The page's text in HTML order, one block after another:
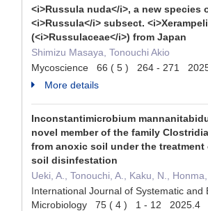
<i>Russula nuda</i>, a new species
<i>Russula</i> subsect.
(<i>Russulaceae</i>) from Japan
Shimizu Masaya, Tonouchi Akio
Mycoscience 66 ( 5 ) 264 - 271
More details
Inconstantimicrobium
novel member of the family
from anoxic soil under the
soil disinfestation
Ueki, A., Tonouchi, A., Kaku, N.,
International Journal of Systematic and
Microbiology 75 ( 4 ) 1 - 12 2025.4